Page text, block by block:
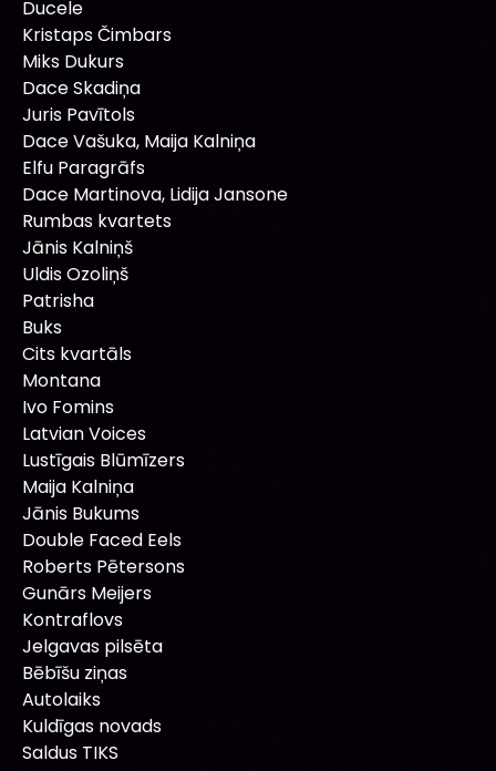
Ducele
Kristaps Čimbars
Miks Dukurs
Dace Skadiņa
Juris Pavītols
Dace Vašuka, Maija Kalniņa
Elfu Paragrāfs
Dace Martinova, Lidija Jansone
Rumbas kvartets
Jānis Kalniņš
Uldis Ozoliņš
Patrisha
Buks
Cits kvartāls
Montana
Ivo Fomins
Latvian Voices
Lustīgais Blūmīzers
Maija Kalniņa
Jānis Bukums
Double Faced Eels
Roberts Pētersons
Gunārs Meijers
Kontraflovs
Jelgavas pilsēta
Bēbīšu ziņas
Autolaiks
Kuldīgas novads
Saldus TIKS